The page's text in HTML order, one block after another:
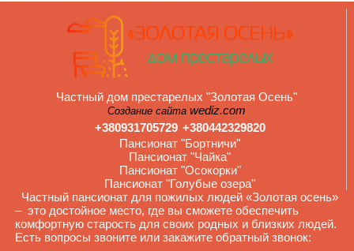
Частный дом престарелых "Золотая Осень"
Создание сайта wediz.com
+380931705729 +380442329820
Пансионат "Бортничи"
Пансионат "Чайка"
Пансионат "Осокорки"
Пансионат "Голубые озера"
Частный пансионат для пожилых людей «Золотая осень»
– это достойное место, где вы сможете обеспечить
комфортную старость для своих родных и близких людей.
Есть вопросы звоните или закажите обратный звонок: